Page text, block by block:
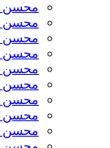
محسن
محسن
محسن
محسن
محسن
محسن
محسن
محسن
محسن